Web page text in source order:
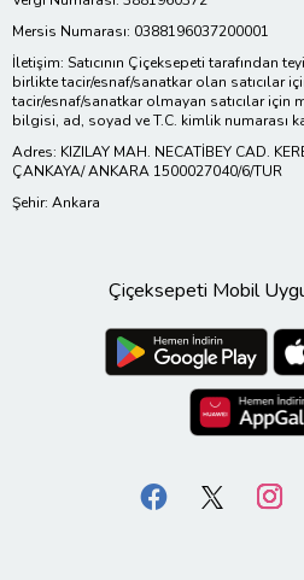
Mersis Numarası: 0388196037200001
İletişim: Satıcının Çiçeksepeti tarafından
birlikte tacir/esnaf/sanatkar olan satıcılar
tacir/esnaf/sanatkar olmayan satıcılar için
bilgisi, ad, soyad ve T.C. kimlik numarası
Adres: KIZILAY MAH. NECATİBEY CAD.
ÇANKAYA/ ANKARA 1500027040/6/TUR
Şehir: Ankara
Çiçeksepeti Mobil